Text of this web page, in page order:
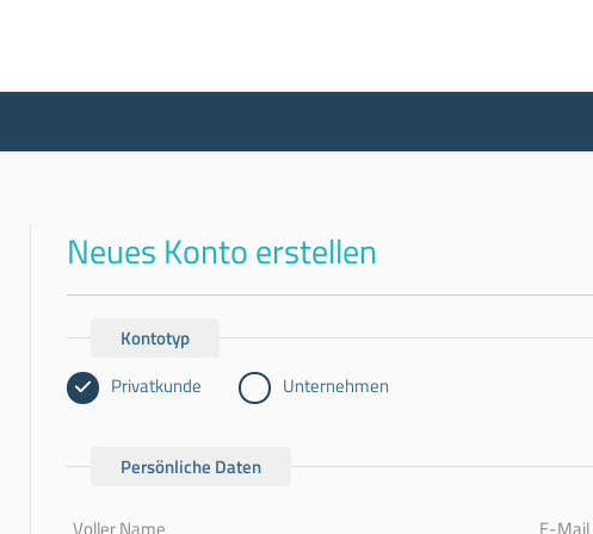
Neues Konto erstellen
Kontotyp
Privatkunde
Unternehmen
Persönliche Daten